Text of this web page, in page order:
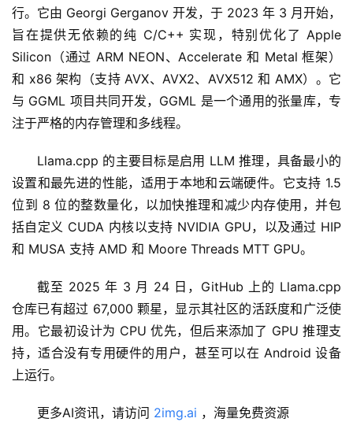
行。它由 Georgi Gerganov 开发，于 2023 年 3 月开始，
旨在提供无依赖的纯 C/C++ 实现，特别优化了 Apple
Silicon（通过 ARM NEON、Accelerate 和 Metal 框架）
和 x86 架构（支持 AVX、AVX2、AVX512 和 AMX）。它
与 GGML 项目共同开发，GGML 是一个通用的张量库，专
注于严格的内存管理和多线程。
Llama.cpp 的主要目标是启用 LLM 推理，具备最小的
设置和最先进的性能，适用于本地和云端硬件。它支持 1.5
位到 8 位的整数量化，以加快推理和减少内存使用，并包
括自定义 CUDA 内核以支持 NVIDIA GPU，以及通过 HIP
和 MUSA 支持 AMD 和 Moore Threads MTT GPU。
截至 2025 年 3 月 24 日，GitHub 上的 Llama.cpp
仓库已有超过 67,000 颗星，显示其社区的活跃度和广泛使
用。它最初设计为 CPU 优先，但后来添加了 GPU 推理支
持，适合没有专用硬件的用户，甚至可以在 Android 设备
上运行。
更多AI资讯，请访问 2img.ai ，海量免费资源